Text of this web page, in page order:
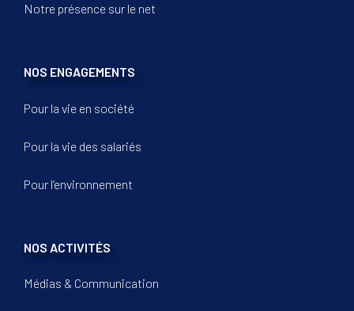
Notre présence sur le net
NOS ENGAGEMENTS
Pour la vie en société
Pour la vie des salariés
Pour l’environnement
NOS ACTIVITÉS
Médias & Communication